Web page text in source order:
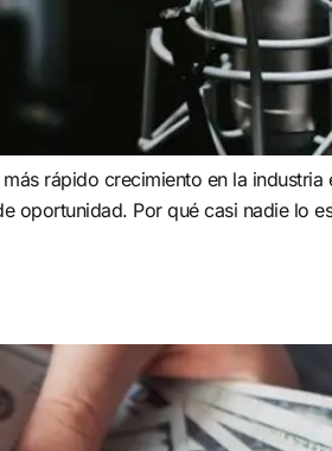
rápido crecimiento en la
oportunidad. Por qué casi nadie lo